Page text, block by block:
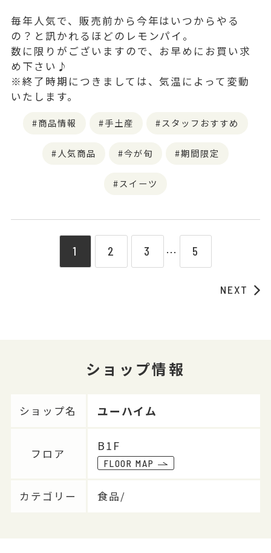
毎年人気で、販売前から今年はいつからやる
の？と訊かれるほどのレモンパイ。
数に限りがございますので、お早めにお買い求
め下さい♪
※終了時期につきましては、気温によって変動
いたします。
商品情報 手土産 スタッフおすすめ
人気商品 今が旬 期間限定
スイーツ
1 2 3 ⋯ 5
NEXT
ショップ情報
ショップ名 ユーハイム
フロア
B1F
FLOOR MAP
カテゴリー 食品/